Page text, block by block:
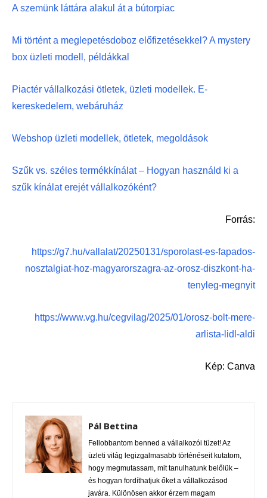
A szemünk láttára alakul át a bútorpiac
Mi történt a meglepetésdoboz előfizetésekkel? A mystery
box üzleti modell, példákkal
Piactér vállalkozási ötletek, üzleti modellek. E-
kereskedelem, webáruház
Webshop üzleti modellek, ötletek, megoldások
Szűk vs. széles termékkínálat – Hogyan használd ki a
szűk kínálat erejét vállalkozóként?
Forrás:
https://g7.hu/vallalat/20250131/sporolast-es-fapados-
nosztalgiat-hoz-magyarorszagra-az-orosz-diszkont-ha-
tenyleg-megnyit
https://www.vg.hu/cegvilag/2025/01/orosz-bolt-mere-
arlista-lidl-aldi
Kép: Canva
Pál Bettina
Fellobbantom benned a vállalkozói tüzet! Az
üzleti világ legizgalmasabb történéseit kutatom,
hogy megmutassam, mit tanulhatunk belőlük –
és hogyan fordíthatjuk őket a vállalkozásod
javára. Különösen akkor érzem magam